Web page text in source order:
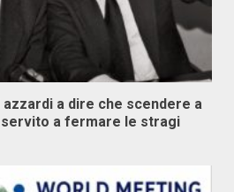
a dire che scendere a
servito a fermare le stragi